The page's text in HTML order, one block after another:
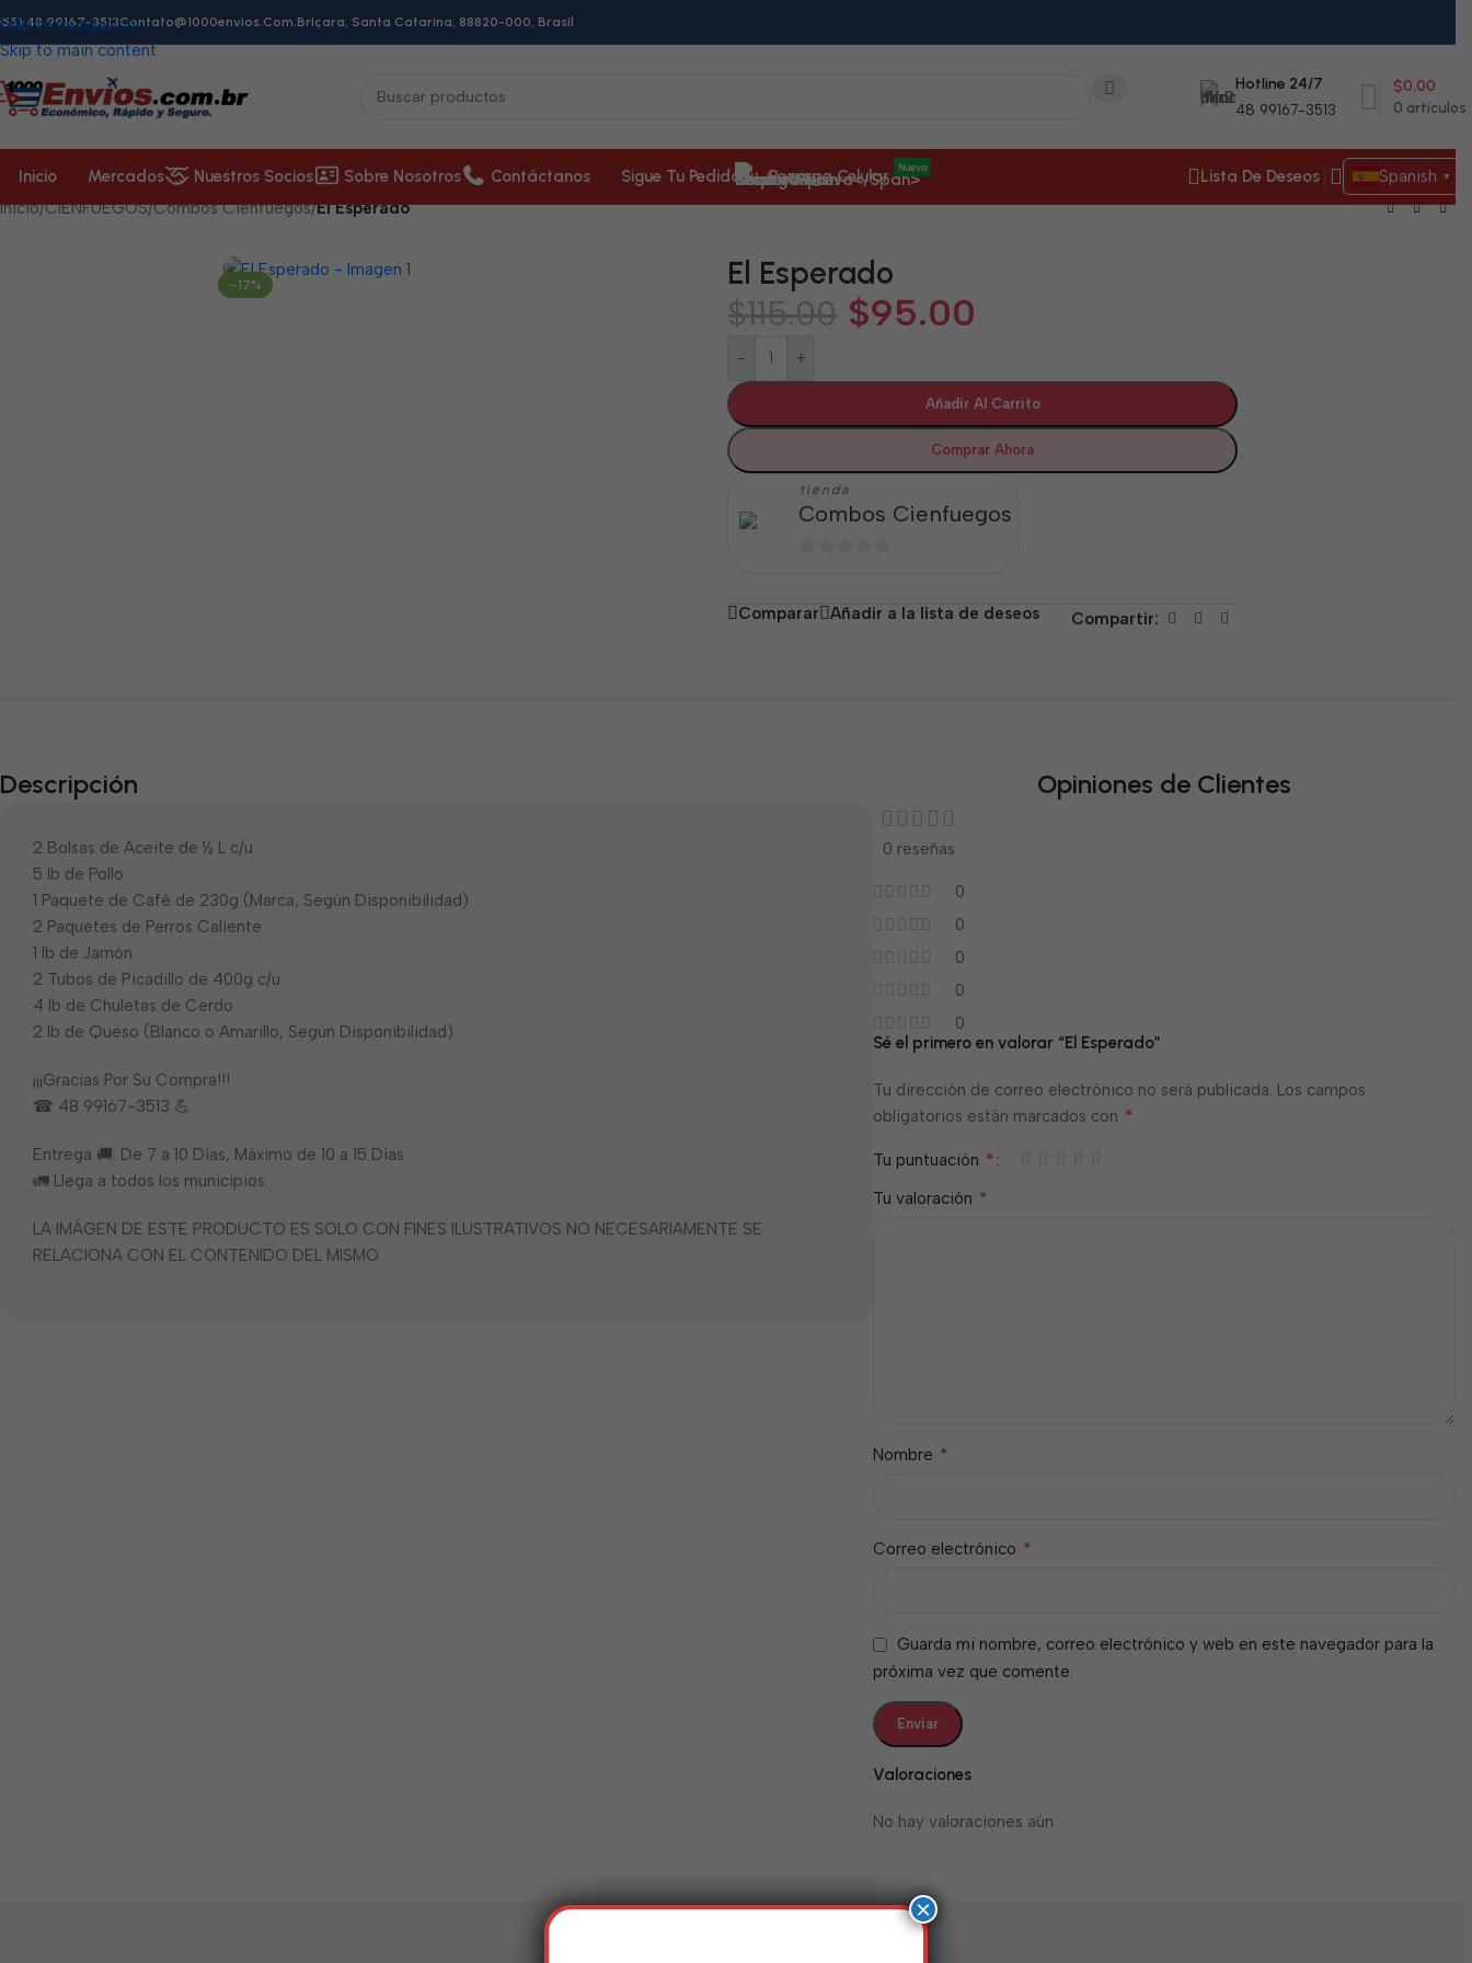
Skip to navigation
Skip to main content
48 99167-3513Contato@1000envios.com.brIçara, Santa Catarina, 88820-000, Brasil
Hotline 24/7
48 99167-3513 0 artículos
$0.00
Inicio Mercados Nuestros Socios Sobre Nosotros Contáctanos Sigue Tu Pedido Recarga Celular Nueva Lista De Deseos Spanish ▼
Inicio/CIENFUEGOS/Combos Cienfuegos/El Esperado
-17% El Esperado
$115.00 $95.00
- +
Añadir Al Carrito
Comprar Ahora
tienda
Combos Cienfuegos
5
Comparar Añadir a la lista de deseos Compartir:
Descripción
2 Bolsas de Aceite de ½ L c/u
5 lb de Pollo
1 Paquete de Café de 230g (Marca, Según Disponibilidad)
2 Paquetes de Perros Caliente
1 lb de Jamón
2 Tubos de Picadillo de 400g c/u
4 lb de Chuletas de Cerdo
2 lb de Queso (Blanco o Amarillo, Según Disponibilidad)
¡¡¡Gracias Por Su Compra!!!
☎ 48 99167-3513 💪
Entrega 🚚: De 7 a 10 Días, Máximo de 10 a 15 Días.
🚛 Llega a todos los municipios.
LA IMÁGEN DE ESTE PRODUCTO ES SOLO CON FINES ILUSTRATIVOS NO NECESARIAMENTE SE
RELACIONA CON EL CONTENIDO DEL MISMO.
Opiniones de Clientes
0 reseñas
0
0
0
0
0
Valoraciones
No hay valoraciones aún.
Sé el primero en valorar “El Esperado”
Tu dirección de correo electrónico no será publicada. Los campos
obligatorios están marcados con *
Tu puntuación *
Tu valoración *
Nombre *
Correo electrónico *
Guarda mi nombre, correo electrónico y web en este navegador para la
próxima vez que comente.
×